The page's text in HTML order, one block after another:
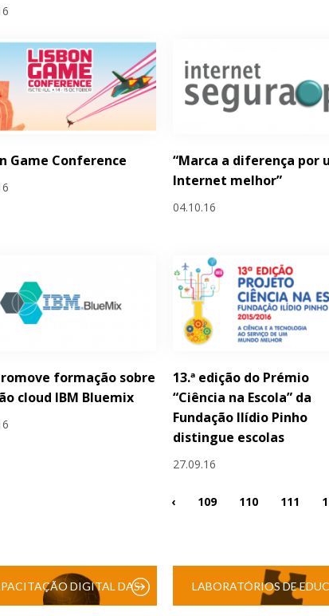
Game Conference
“Marca a diferença por
Internet melhor”
04.10.16
formação sobre
cloud IBM Bluemix
13.ª edição do Prémio
“Ciência na Escola” da
Fundação Ilídio Pinho
distingue escolas
27.09.16
‹ 109 110 111
DIGITAL DAS LABORATÓRIOS DE